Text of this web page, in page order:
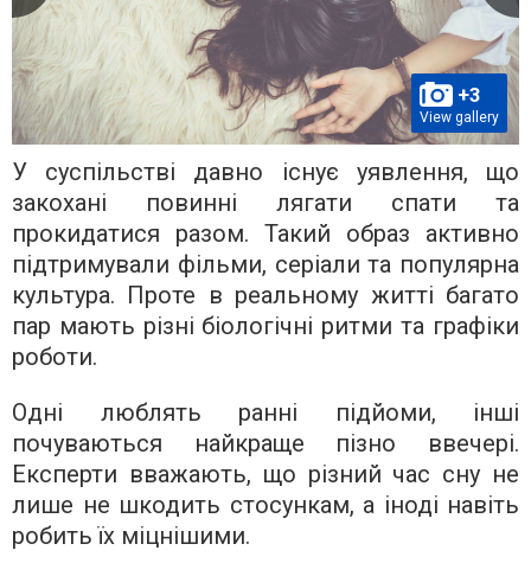
+3
View gallery
У суспільстві давно існує уявлення, що
закохані повинні лягати спати та
прокидатися разом. Такий образ активно
підтримували фільми, серіали та популярна
культура. Проте в реальному житті багато
пар мають різні біологічні ритми та графіки
роботи.
Одні люблять ранні підйоми, інші
почуваються найкраще пізно ввечері.
Експерти вважають, що різний час сну не
лише не шкодить стосункам, а іноді навіть
робить їх міцнішими.